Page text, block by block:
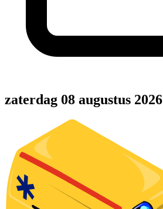
zaterdag 08 augustus 2026